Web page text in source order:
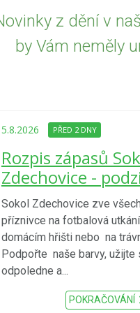
z dění v
by Vám neměly
5.8.2026 PŘED 2 DNY
Rozpis zápasů
Zdechovice -
Sokol Zdechovice zve
příznivce na fotbalová
domácím hřišti nebo na
Podpořte naše barvy, užijte
odpoledne a...
POKRAČOVÁNÍ